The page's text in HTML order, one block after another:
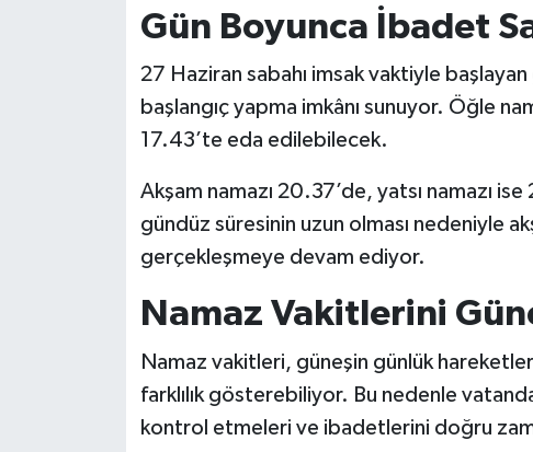
Gün Boyunca İbadet
27 Haziran sabahı imsak vaktiyle
başlangıç yapma imkânı sunuyor. Öğle
17.43’te eda edilebilecek.
Akşam namazı 20.37’de, yatsı namazı
gündüz süresinin uzun olması nedeniyle
gerçekleşmeye devam ediyor.
Namaz Vakitlerini
Namaz vakitleri, güneşin günlük
farklılık gösterebiliyor. Bu nedenle
kontrol etmeleri ve ibadetlerini doğru